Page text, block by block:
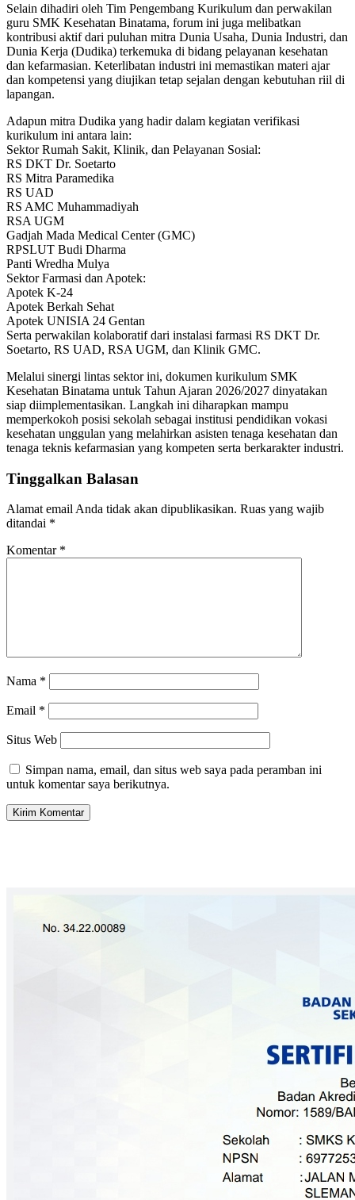
Selain dihadiri oleh Tim Pengembang Kurikulum dan perwakilan
guru SMK Kesehatan Binatama, forum ini juga melibatkan
kontribusi aktif dari puluhan mitra Dunia Usaha, Dunia Industri, dan
Dunia Kerja (Dudika) terkemuka di bidang pelayanan kesehatan
dan kefarmasian. Keterlibatan industri ini memastikan materi ajar
dan kompetensi yang diujikan tetap sejalan dengan kebutuhan riil di
lapangan.
Adapun mitra Dudika yang hadir dalam kegiatan verifikasi
kurikulum ini antara lain:
Sektor Rumah Sakit, Klinik, dan Pelayanan Sosial:
RS DKT Dr. Soetarto
RS Mitra Paramedika
RS UAD
RS AMC Muhammadiyah
RSA UGM
Gadjah Mada Medical Center (GMC)
RPSLUT Budi Dharma
Panti Wredha Mulya
Sektor Farmasi dan Apotek:
Apotek K-24
Apotek Berkah Sehat
Apotek UNISIA 24 Gentan
Serta perwakilan kolaboratif dari instalasi farmasi RS DKT Dr.
Soetarto, RS UAD, RSA UGM, dan Klinik GMC.
Melalui sinergi lintas sektor ini, dokumen kurikulum SMK
Kesehatan Binatama untuk Tahun Ajaran 2026/2027 dinyatakan
siap diimplementasikan. Langkah ini diharapkan mampu
memperkokoh posisi sekolah sebagai institusi pendidikan vokasi
kesehatan unggulan yang melahirkan asisten tenaga kesehatan dan
tenaga teknis kefarmasian yang kompeten serta berkarakter industri.
Tinggalkan Balasan
Alamat email Anda tidak akan dipublikasikan. Ruas yang wajib
ditandai *
Komentar *
Nama *
Email *
Situs Web
Simpan nama, email, dan situs web saya pada peramban ini
untuk komentar saya berikutnya.